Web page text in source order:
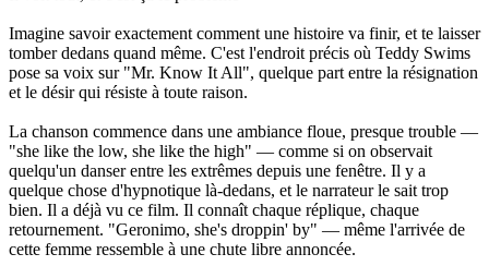
Imagine savoir exactement comment une histoire va finir, et te laisser
tomber dedans quand même. C'est l'endroit précis où Teddy Swims
pose sa voix sur "Mr. Know It All", quelque part entre la résignation
et le désir qui résiste à toute raison.
La chanson commence dans une ambiance floue, presque trouble —
"she like the low, she like the high" — comme si on observait
quelqu'un danser entre les extrêmes depuis une fenêtre. Il y a
quelque chose d'hypnotique là-dedans, et le narrateur le sait trop
bien. Il a déjà vu ce film. Il connaît chaque réplique, chaque
retournement. "Geronimo, she's droppin' by" — même l'arrivée de
cette femme ressemble à une chute libre annoncée.